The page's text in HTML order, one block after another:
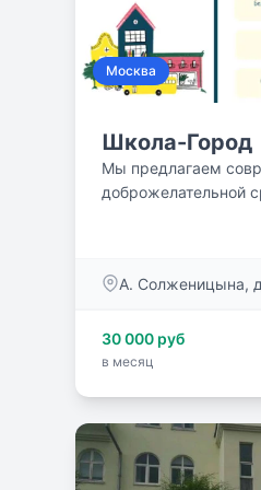
Москва
Школа-Город
Мы предлагаем
доброжелательной
А. Солженицына,
30 000 руб
в месяц